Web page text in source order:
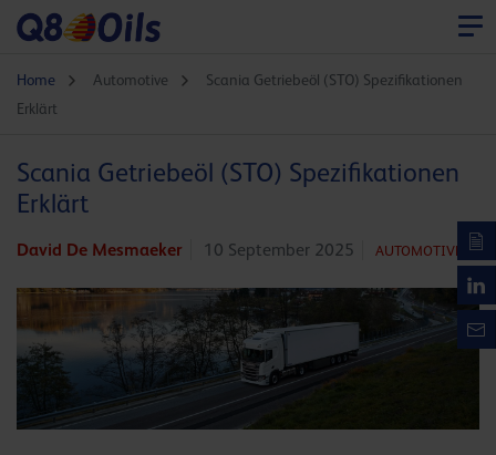
Home Automotive
Scania Getriebeöl (STO) Spezifikationen
Erklärt
Scania Getriebeöl (STO) Spezifikationen
Erklärt
David De Mesmaeker 10 September 2025 AUTOMOTIVE